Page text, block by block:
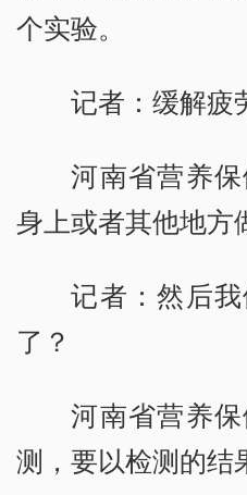
个实验。
记者：缓解疲
河南省营养
身上或者其他地方
记者：然后
了？
河南省营养
测，要以检测的结